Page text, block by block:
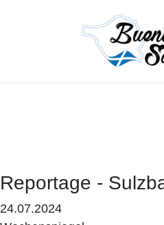
Reportage -
24.07.2024